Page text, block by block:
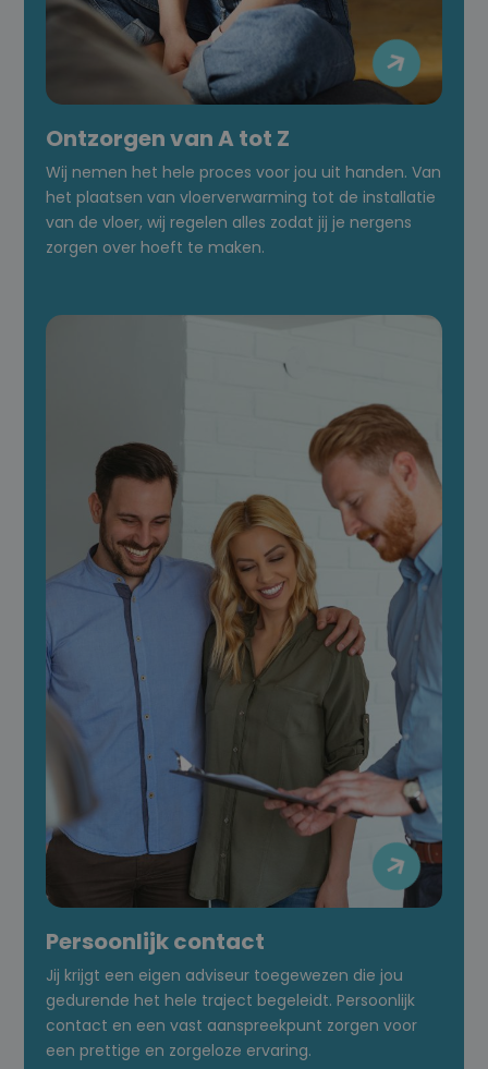

Ontzorgen van A tot Z
Wij nemen het hele proces voor jou uit handen. Van
het plaatsen van vloerverwarming tot de installatie
van de vloer, wij regelen alles zodat jij je nergens
zorgen over hoeft te maken.

Persoonlijk contact
Jij krijgt een eigen adviseur toegewezen die jou
gedurende het hele traject begeleidt. Persoonlijk
contact en een vast aanspreekpunt zorgen voor
een prettige en zorgeloze ervaring.